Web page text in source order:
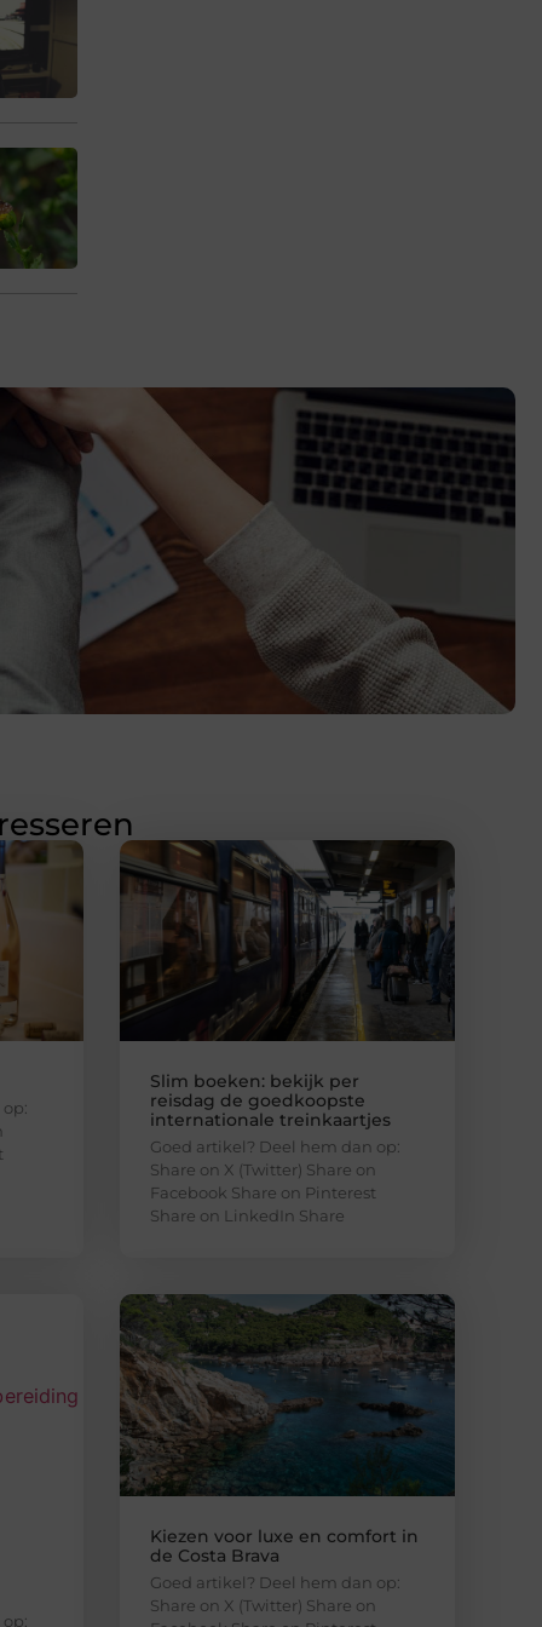
Slim boeken: bekijk per
reisdag de goedkoopste
internationale treinkaartjes
Goed artikel? Deel hem dan op:
Share on X (Twitter) Share on
Facebook Share on Pinterest
Share on LinkedIn Share
Kiezen voor luxe en comfort in
de Costa Brava
Goed artikel? Deel hem dan op:
Share on X (Twitter) Share on